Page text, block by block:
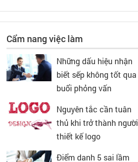
Cẩm nang việc làm
Những dấu hiệu nhận
biết sếp không tốt qua
buổi phỏng vấn
Nguyên tắc cần tuân
thủ khi trở thành người
thiết kế logo
Điểm danh 5 sai lầm